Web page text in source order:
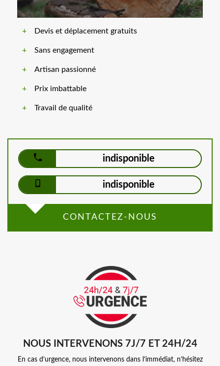
Devis et déplacement gratuits
Sans engagement
Artisan passionné
Prix imbattable
Travail de qualité
indisponible
indisponible
CONTACTEZ-NOUS
NOUS INTERVENONS 7J/7 ET 24H/24
En cas d’urgence, nous intervenons dans l’immédiat, n’hésitez